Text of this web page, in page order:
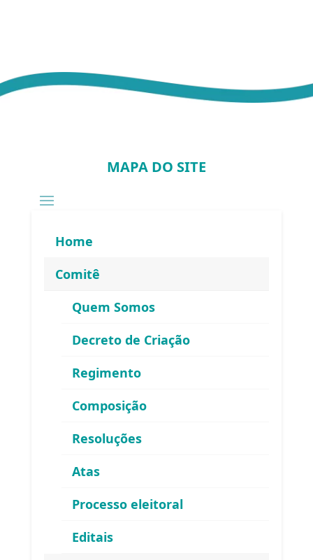
MAPA DO SITE
Home
Comitê
Quem Somos
Decreto de Criação
Regimento
Composição
Resoluções
Atas
Processo eleitoral
Editais
ENDEREÇO
Atendimento ao Público / Correspondências